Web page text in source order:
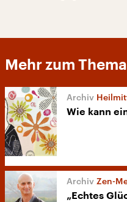
Mehr zum Thema
Wie kann
Zen-
„Echtes